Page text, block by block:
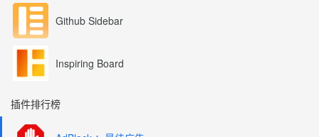
Github Sidebar
Inspiring Board
插件排行榜